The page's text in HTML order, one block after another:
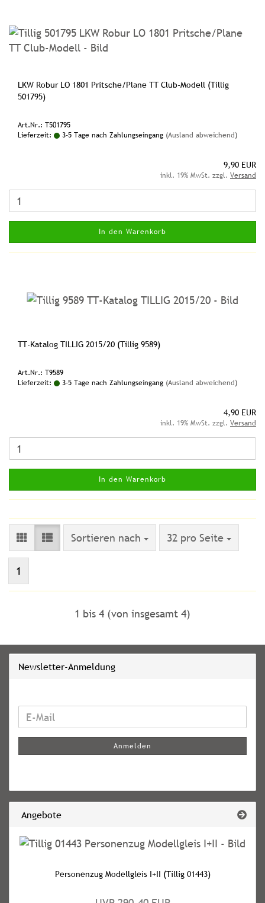
LKW Robur LO 1801 Pritsche/Plane TT Club-Modell (Tillig
501795)
Art.Nr.: T501795
Lieferzeit:
3-5 Tage nach Zahlungseingang (Ausland abweichend)
9,90 EUR
inkl. 19% MwSt. zzgl. Versand
In den Warenkorb
TT-Katalog TILLIG 2015/20 (Tillig 9589)
Art.Nr.: T9589
Lieferzeit:
3-5 Tage nach Zahlungseingang (Ausland abweichend)
4,90 EUR
inkl. 19% MwSt. zzgl. Versand
In den Warenkorb
Sortieren nach
Sortieren nach 32 pro Seite
pro Seite
1
1 bis 4 (von insgesamt 4)
Newsletter-Anmeldung
WEITER
ZUR
ANMELDUNG
E-
Anmelden
Angebote
Personenzug Modellgleis I+II (Tillig 01443)